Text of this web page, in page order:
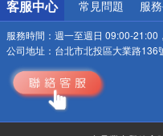
客服中心 常見問題 服
服務時間： 週一至週日 09:00-21:00
公司地址： 台北市北投區大業路136